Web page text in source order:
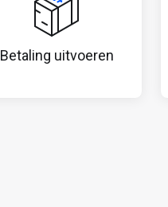
Betaling uitvoeren